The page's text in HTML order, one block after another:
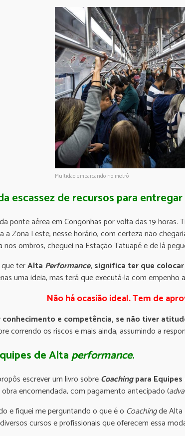
Multidão embarcando no metrô
escassez de recursos para
ponte aérea em Congonhas por volta das 19 horas.
a Zona Leste, nesse horário, com certeza não
nos ombros, cheguei na Estação Tatuapé e de lá
terAlta Performance, significa ter que
uma ideia, mas terá que executá-la com
Não há ocasião ideal. Tem de
e competência, se não tiver
correndo os riscos e mais ainda, assumindo a
de Altaperformance.
escrever um livro sobreCoachingpara
encomendada, com pagamento antecipado (
e fiquei me perguntando o que é o Coachingde Alta
cursos e profissionais que oferecem essa